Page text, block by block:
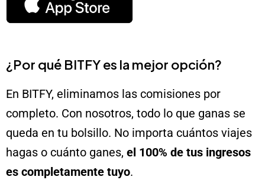
¿Por qué BITFY es la mejor opción?
En BITFY, eliminamos las comisiones por
completo. Con nosotros, todo lo que ganas se
queda en tu bolsillo. No importa cuántos viajes
hagas o cuánto ganes, el 100% de tus ingresos
es completamente tuyo.